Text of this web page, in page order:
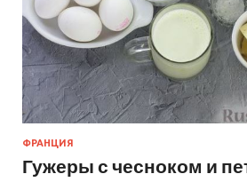
ФРАНЦИЯ
Гужеры с чесноком и